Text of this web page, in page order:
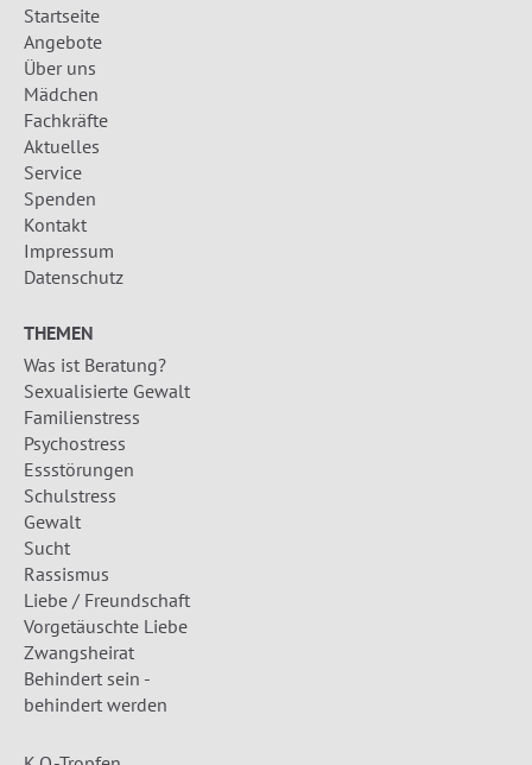
Startseite
Angebote
Über uns
Mädchen
Fachkräfte
Aktuelles
Service
Spenden
Kontakt
Impressum
Datenschutz
THEMEN
Was ist Beratung?
Sexualisierte Gewalt
Familienstress
Psychostress
Essstörungen
Schulstress
Gewalt
Sucht
Rassismus
Liebe / Freundschaft
Vorgetäuschte Liebe
Zwangsheirat
Behindert sein -
behindert werden